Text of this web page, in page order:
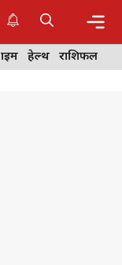
क्राइम हेल्थ राशिफल